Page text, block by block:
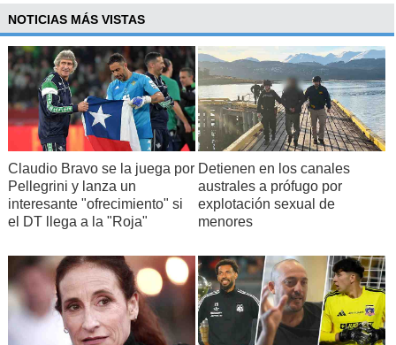
NOTICIAS MÁS VISTAS
Claudio Bravo se la juega por
Pellegrini y lanza un
interesante "ofrecimiento" si
el DT llega a la "Roja"
Detienen en los canales
australes a prófugo por
explotación sexual de
menores